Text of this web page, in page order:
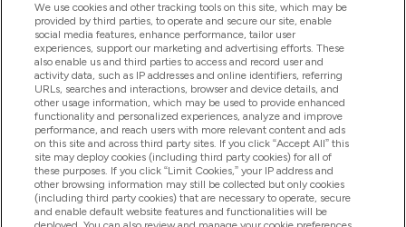
Aiuto & Informazioni
Prodotti
Chi Siamo
Fedeltà & Premi
We use cookies and other tracking tools on this site, which may be
provided by third parties, to operate and secure our site, enable
social media features, enhance performance, tailor user
experiences, support our marketing and advertising efforts. These
also enable us and third parties to access and record user and
activity data, such as IP addresses and online identifiers, referring
URLs, searches and interactions, browser and device details, and
other usage information, which may be used to provide enhanced
functionality and personalized experiences, analyze and improve
performance, and reach users with more relevant content and ads
on this site and across third party sites. If you click “Accept All” this
site may deploy cookies (including third party cookies) for all of
these purposes. If you click “Limit Cookies,” your IP address and
other browsing information may still be collected but only cookies
(including third party cookies) that are necessary to operate, secure
and enable default website features and functionalities will be